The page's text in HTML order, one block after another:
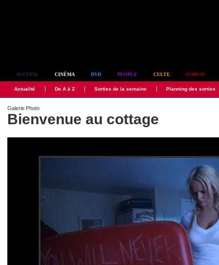
ACCUEIL CINÉMA DVD PEOPLE CULTE FORUM
Actualité De A à Z Sorties de la semaine Planning des sorties
Galerie Photo
Bienvenue au cottage